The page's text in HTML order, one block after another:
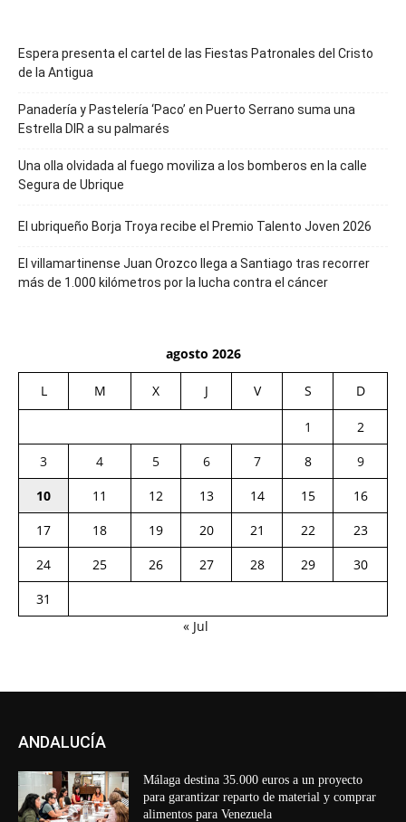
Espera presenta el cartel de las Fiestas Patronales del Cristo
de la Antigua
Panadería y Pastelería ‘Paco’ en Puerto Serrano suma una
Estrella DIR a su palmarés
Una olla olvidada al fuego moviliza a los bomberos en la calle
Segura de Ubrique
El ubriqueño Borja Troya recibe el Premio Talento Joven 2026
El villamartinense Juan Orozco llega a Santiago tras recorrer
más de 1.000 kilómetros por la lucha contra el cáncer
agosto 2026
L M X J V S D
1
2
3
4 5 6 7 8
9
10
11 12 13 14 15
16
17
18 19 20 21 22
23
24
25 26 27 28 29
30
31
« Jul
ANDALUCÍA
Málaga destina 35.000 euros a un proyecto
para garantizar reparto de material y comprar
alimentos para Venezuela